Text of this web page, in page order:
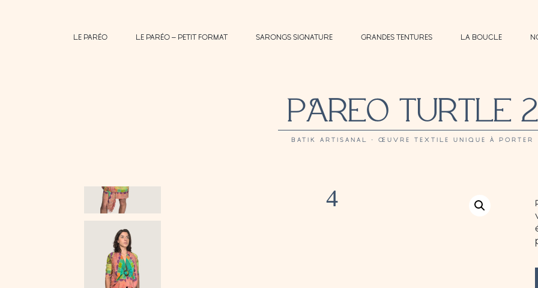
LE PARÉO LE PARÉO – PETIT FORMAT SARONGS SIGNATURE GRANDES TENTURES LA BOUCLE
PAREO TURTLE 2
BATIK ARTISANAL · ŒUVRE TEXTILE UNIQUE À PORTER